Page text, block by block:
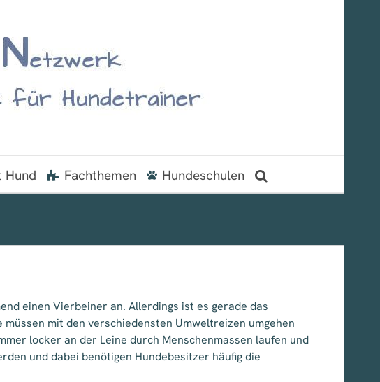
Hund Fachthemen Hundeschulen
einen Vierbeiner an. Allerdings ist es gerade das
mit den verschiedensten Umweltreizen umgehen
locker an der Leine durch Menschenmassen laufen und
und dabei benötigen Hundebesitzer häufig die